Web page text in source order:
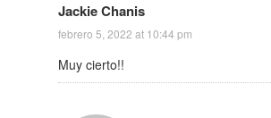
Jackie Chanis
febrero 5, 2022 at 10:44 pm
Muy cierto!!